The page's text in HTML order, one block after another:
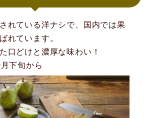
れている洋ナシで、国内では果
れています。
口どけと濃厚な味わい！
下旬から